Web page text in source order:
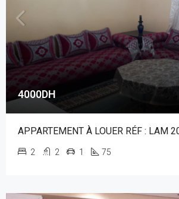
4000DH
APPARTEMENT À LOUER RÉF : LAM
2 2 1 75